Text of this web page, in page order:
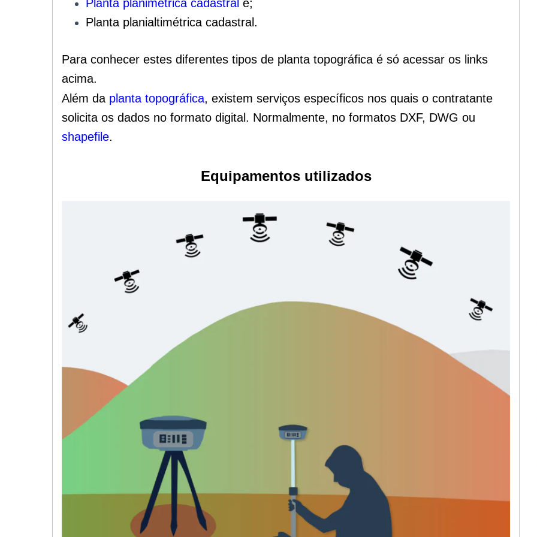
Planta planimétrica cadastral e;
Planta planialtimétrica cadastral.
Para conhecer estes diferentes tipos de planta topográfica é só acessar os links
acima.
Além da planta topográfica, existem serviços específicos nos quais o contratante
solicita os dados no formato digital. Normalmente, no formatos DXF, DWG ou
shapefile.
Equipamentos utilizados